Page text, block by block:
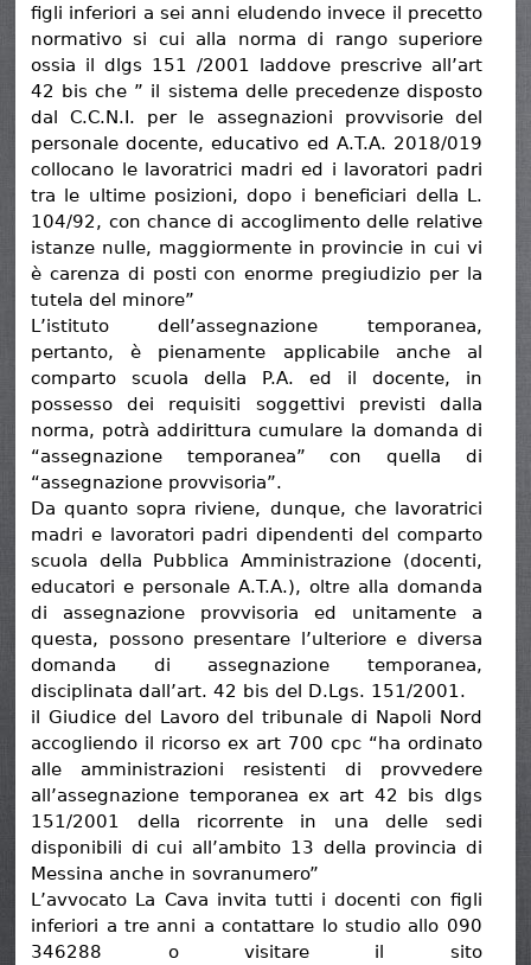
figli inferiori a sei anni eludendo invece il precetto
normativo si cui alla norma di rango superiore
ossia il dlgs 151 /2001 laddove prescrive all’art
42 bis che ” il sistema delle precedenze disposto
dal C.C.N.I. per le assegnazioni provvisorie del
personale docente, educativo ed A.T.A. 2018/019
collocano le lavoratrici madri ed i lavoratori padri
tra le ultime posizioni, dopo i beneficiari della L.
104/92, con chance di accoglimento delle relative
istanze nulle, maggiormente in provincie in cui vi
è carenza di posti con enorme pregiudizio per la
tutela del minore”
L’istituto dell’assegnazione temporanea,
pertanto, è pienamente applicabile anche al
comparto scuola della P.A. ed il docente, in
possesso dei requisiti soggettivi previsti dalla
norma, potrà addirittura cumulare la domanda di
“assegnazione temporanea” con quella di
“assegnazione provvisoria”.
Da quanto sopra riviene, dunque, che lavoratrici
madri e lavoratori padri dipendenti del comparto
scuola della Pubblica Amministrazione (docenti,
educatori e personale A.T.A.), oltre alla domanda
di assegnazione provvisoria ed unitamente a
questa, possono presentare l’ulteriore e diversa
domanda di assegnazione temporanea,
disciplinata dall’art. 42 bis del D.Lgs. 151/2001.
il Giudice del Lavoro del tribunale di Napoli Nord
accogliendo il ricorso ex art 700 cpc “ha ordinato
alle amministrazioni resistenti di provvedere
all’assegnazione temporanea ex art 42 bis dlgs
151/2001 della ricorrente in una delle sedi
disponibili di cui all’ambito 13 della provincia di
Messina anche in sovranumero”
L’avvocato La Cava invita tutti i docenti con figli
inferiori a tre anni a contattare lo studio allo 090
346288 o visitare il sito